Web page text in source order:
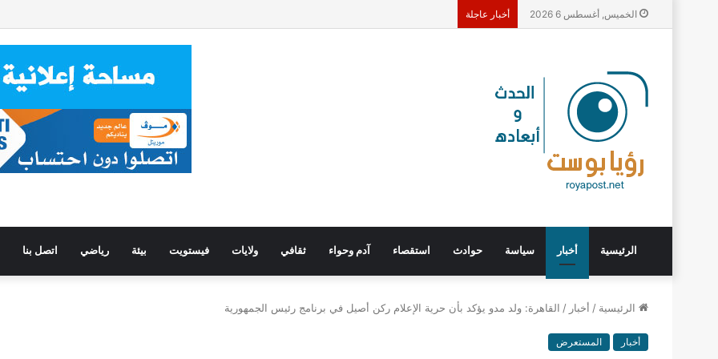
الخميس, أغسطس 6 2026 أخبار عاجلة
الرئيسية أخبار سياسة حوادث استقصاء آدم وحواء ثقافي ولايات فيستويت بيئة رياضي اتصل بنا
الرئيسية / أخبار / القاهرة: ولد مدو يؤكد بأن حرية الإعلام ركن أصيل في برنامج رئيس الجمهورية
أخبار المستعرض